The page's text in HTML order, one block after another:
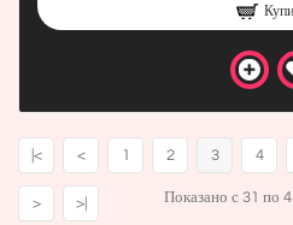
|< < 1 2 3 4
> >| Показано с 31 по